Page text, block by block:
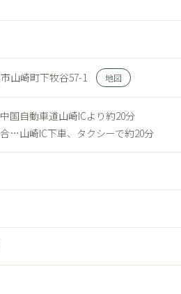
山崎町下牧谷57-1 地図
国自動車道山崎ICより約20分
…山崎IC下車、タクシーで約20分